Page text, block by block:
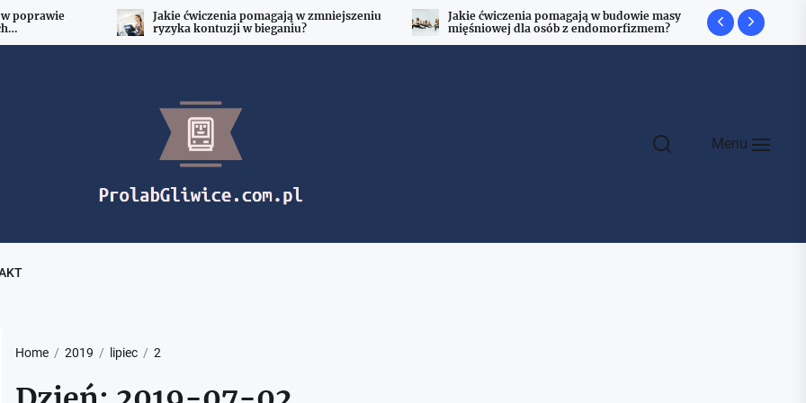
poprawie
Jakie ćwiczenia pomagają w zmniejszeniu
ryzyka kontuzji w bieganiu?
Jakie ćwiczenia pomagają w budowie masy
mięśniowej dla osób z endomorfizmem?
Jakie
mięśni
zawodowców
Menu
Home 2019 lipiec 2